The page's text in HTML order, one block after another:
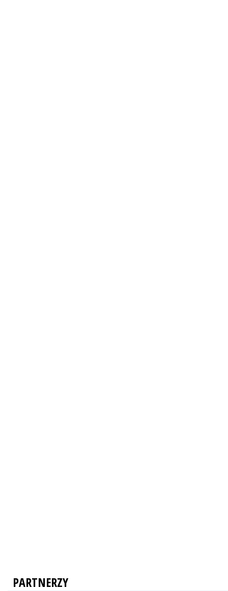
PARTNERZY